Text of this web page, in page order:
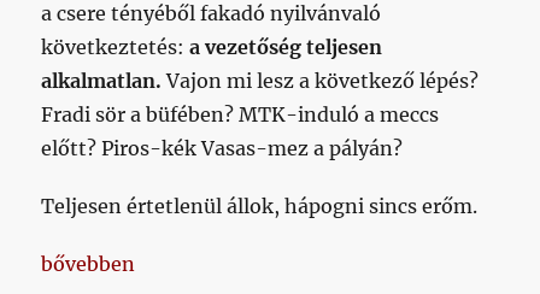
a csere tényéből fakadó nyilvánvaló
következtetés:a vezetőség teljesen
alkalmatlan. Vajon mi lesz a következő lépés?
Fradi sör a büfében? MTK-induló a meccs
előtt? Piros-kék Vasas-mez a pályán?
Teljesen értetlenül állok, hápogni sincs erőm.
„Ennél a kommunikációs csapdánál parádésabb
bővebben